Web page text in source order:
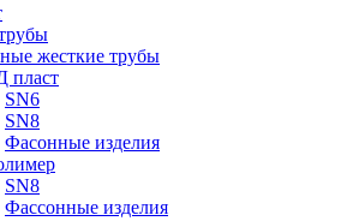
жесткие трубы
пласт
SN6
SN8
Фасонные изделия
SN8
Фассонные изделия